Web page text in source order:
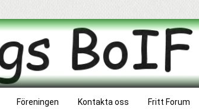
Föreningen Kontakta oss Fritt Forum